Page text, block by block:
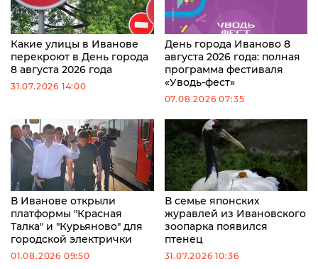
Какие улицы в Иванове
перекроют в День города
8 августа 2026 года
31.07.2026 14:00
День города Иваново 8
августа 2026 года: полная
программа фестиваля
«Уводь-фест»
07.08.2026 07:35
В Иванове открыли
платформы "Красная
Талка" и "Курьяново" для
городской электрички
01.08.2026 09:50
В семье японских
журавлей из Ивановского
зоопарка появился
птенец
31.07.2026 10:36